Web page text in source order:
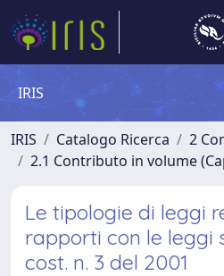
IRIS
IRIS Catalogo Ricerca
2
2.1 Contributo in volume
Le tipologie di leggi
rapporti con le leggi
cost. n. 3 del 2001